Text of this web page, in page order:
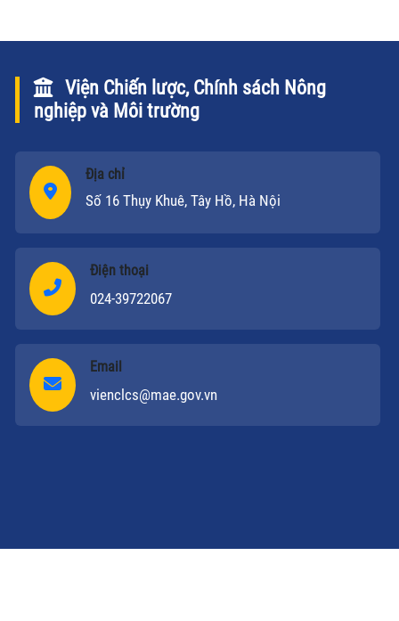
Viện Chiến lược, Chính sách Nông
nghiệp và Môi trường
Địa chỉ
Số 16 Thụy Khuê, Tây Hồ, Hà Nội
Điện thoại
024-39722067
Email
vienclcs@mae.gov.vn